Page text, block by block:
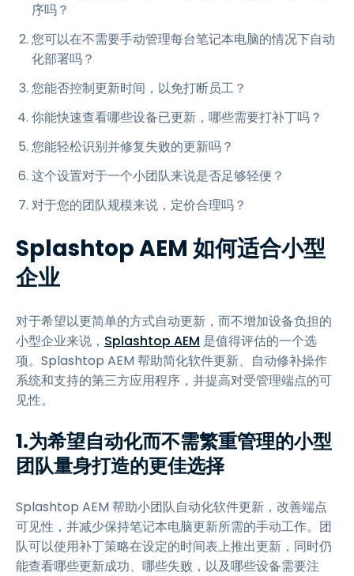
序吗？
您可以在不需要手动管理每台笔记本电脑的情况下自动
化部署吗？
您能否控制更新时间，以免打断员工？
你能快速查看哪些设备已更新，哪些需要打补丁吗？
您能轻松识别并修复失败的更新吗？
这个设置对于一个小团队来说是否足够轻便？
对于您的团队规模来说，定价合理吗？
Splashtop AEM 如何适合小型
企业
对于希望以更简单的方式自动更新，而不增加设备负担的
小型企业来说， Splashtop AEM 是值得评估的一个选
项。Splashtop AEM 帮助简化软件更新、自动修补操作
系统和支持的第三方应用程序，并提高对受管理端点的可
见性。
1.为希望自动化而不需繁重管理的小型
团队量身打造的更佳选择
Splashtop AEM 帮助小团队自动化软件更新，改善端点
可见性，并减少保持笔记本电脑更新所需的手动工作。团
队可以使用补丁策略在设定的时间表上推出更新，同时仍
能查看哪些更新成功、哪些失败，以及哪些设备需要注